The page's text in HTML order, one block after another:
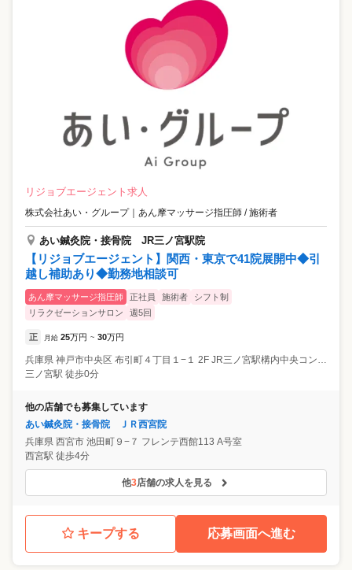
リジョブエージェント求人
株式会社あい・グループ｜ あん摩マッサージ指圧師 / 施術者
あい鍼灸院・接骨院 JR三ノ宮駅院
【リジョブエージェント】関西・東京で41院展開中◆引
越し補助あり◆勤務地相談可
あん摩マッサージ指圧師 正社員 施術者
シフト制
リラクゼーションサロン
週5回
正 月給 25万円 ~ 30万円
兵庫県 神戸市中央区 布引町４丁目１−１ 2F JR三ノ宮駅構内中央コンコース
三ノ宮駅 徒歩0分
他の店舗でも募集しています
あい鍼灸院・接骨院 ＪＲ西宮院
兵庫県 西宮市 池田町９−７ フレンテ西館113 A号室
西宮駅 徒歩4分
他3店舗の求人を見る
キープする 応募画面へ進む